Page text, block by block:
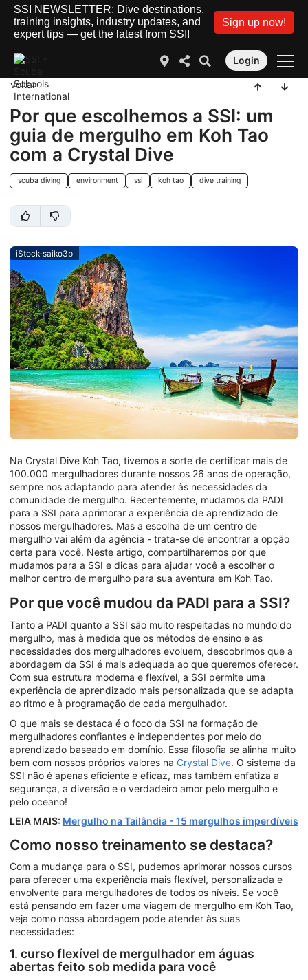
SSI NEWSLETTER: Dive destinations,
training insights, industry updates, and
expert tips — get the latest from SSI!
Sign up now!
Login
voltar
Por que escolhemos a SSI: um
guia de mergulho em Koh Tao
com a Crystal Dive
scuba diving environment ssi koh tao dive training
iStock-saiko3p
Na Crystal Dive Koh Tao, tivemos a sorte de certificar mais de
100.000 mergulhadores durante nossos 26 anos de operação,
sempre nos adaptando para atender às necessidades da
comunidade de mergulho. Recentemente, mudamos da PADI
para a SSI para aprimorar a experiência de aprendizado de
nossos mergulhadores. Mas a escolha de um centro de
mergulho vai além da agência - trata-se de encontrar a opção
certa para você. Neste artigo, compartilharemos por que
mudamos para a SSI e dicas para ajudar você a escolher o
melhor centro de mergulho para sua aventura em Koh Tao.
Por que você mudou da PADI para a SSI?
Tanto a PADI quanto a SSI são muito respeitadas no mundo do
mergulho, mas à medida que os métodos de ensino e as
necessidades dos mergulhadores evoluem, descobrimos que a
abordagem da SSI é mais adequada ao que queremos oferecer.
Com sua estrutura moderna e flexível, a SSI permite uma
experiência de aprendizado mais personalizada que se adapta
ao ritmo e à programação de cada mergulhador.
O que mais se destaca é o foco da SSI na formação de
mergulhadores confiantes e independentes por meio do
aprendizado baseado em domínio. Essa filosofia se alinha muito
bem com nossos próprios valores na Crystal Dive. O sistema da
SSI não é apenas eficiente e eficaz, mas também enfatiza a
segurança, a diversão e o verdadeiro amor pelo mergulho e
pelo oceano!
LEIA MAIS: Mergulho na Tailândia - 15 mergulhos imperdíveis
Como nosso treinamento se destaca?
Com a mudança para o SSI, pudemos aprimorar nossos cursos
para oferecer uma experiência mais flexível, personalizada e
envolvente para mergulhadores de todos os níveis. Se você
está pensando em fazer uma viagem de mergulho em Koh Tao,
veja como nossa abordagem pode atender às suas
necessidades:
1. curso flexível de mergulhador em águas
abertas feito sob medida para você